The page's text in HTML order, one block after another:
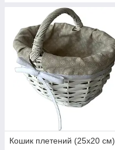
Кошик плетений (25х20 см)